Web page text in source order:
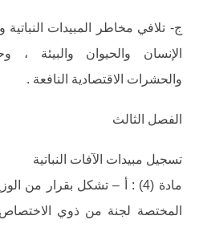
‌ج- تلافي مخاطر المبيدات
الإنسان والحيوان والبيئة ،
والحشرات الاقتصادية النافعة .
الفصل الثالث
تسجيل مبيدات الآفات النباتية
مادة (4) : أ – تشكل بقرار من
المختصة لجنة من ذوي